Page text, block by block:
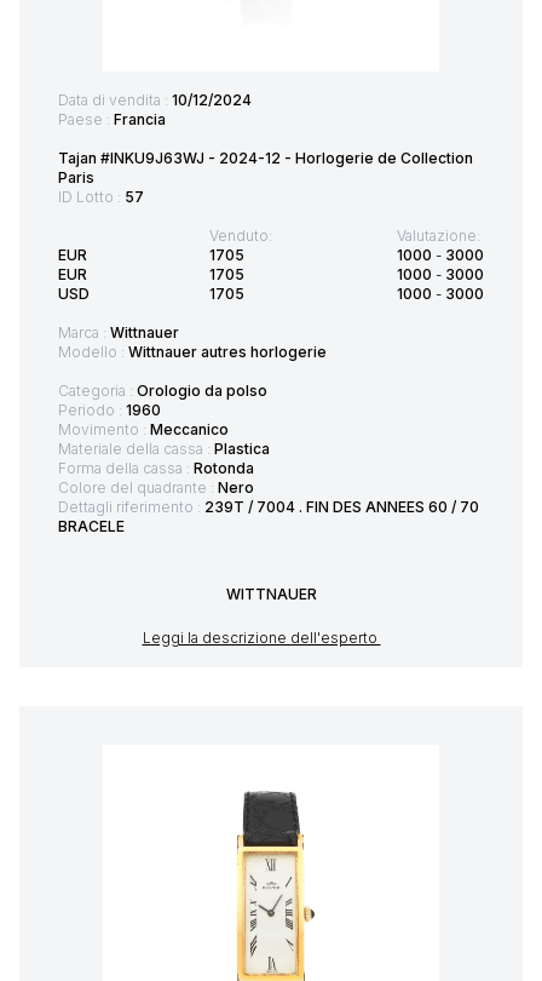
Data di vendita : 10/12/2024
Paese : Francia
Tajan #INKU9J63WJ - 2024-12 - Horlogerie de Collection
Paris
ID Lotto : 57
EUR
EUR
USD
Venduto:
1705
1705
1705
Valutazione:
1000 - 3000
1000 - 3000
1000 - 3000
Marca : Wittnauer
Modello : Wittnauer autres horlogerie
Categoria : Orologio da polso
Periodo : 1960
Movimento : Meccanico
Materiale della cassa : Plastica
Forma della cassa : Rotonda
Colore del quadrante : Nero
Dettagli riferimento : 239T / 7004 . FIN DES ANNEES 60 / 70
BRACELE
WITTNAUER
Leggi la descrizione dell'esperto